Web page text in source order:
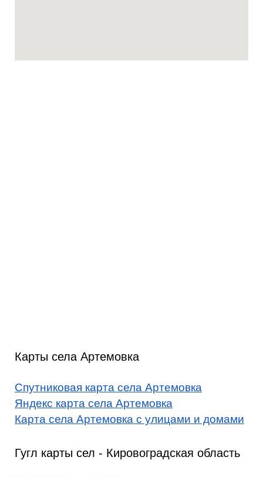
Карты села Артемовка
Спутниковая карта села Артемовка
Яндекс карта села Артемовка
Карта села Артемовка с улицами и домами
Гугл карты сел - Кировоградская область